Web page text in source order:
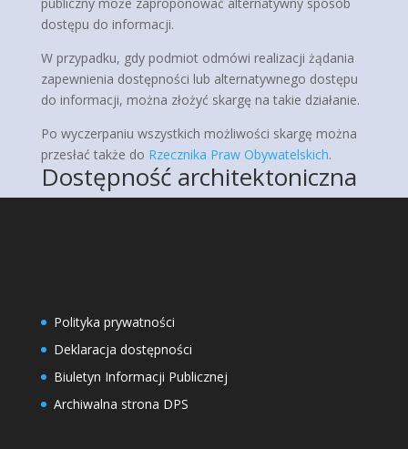
dostępu do informacji.
W przypadku, gdy podmiot odmówi realizacji żądania
zapewnienia dostępności lub alternatywnego dostępu
do informacji, można złożyć skargę na takie działanie.
Po wyczerpaniu wszystkich możliwości skargę można
przesłać także do Rzecznika Praw Obywatelskich.
Dostępność architektoniczna
Polityka prywatności
Deklaracja dostępności
Biuletyn Informacji Publicznej
Archiwalna strona DPS